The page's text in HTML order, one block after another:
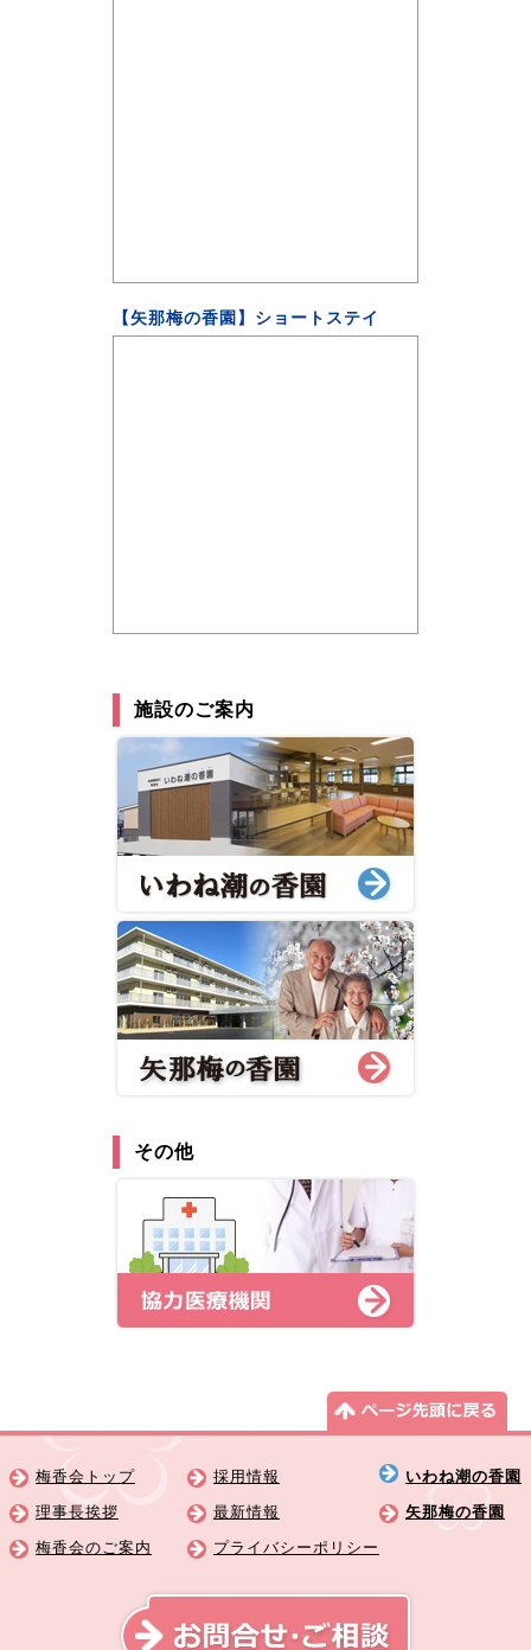
【矢那梅の香園】ショートステイ
施設のご案内
その他
梅香会トップ
理事長挨拶
梅香会のご案内
採用情報
最新情報
プライバシーポリシー
いわね潮の香園
矢那梅の香園